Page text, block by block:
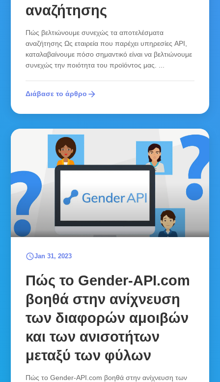
αναζήτησης
Πώς βελτιώνουμε συνεχώς τα αποτελέσματα
αναζήτησης Ως εταιρεία που παρέχει υπηρεσίες API,
καταλαβαίνουμε πόσο σημαντικό είναι να βελτιώνουμε
συνεχώς την ποιότητα του προϊόντος μας. ...
Διάβασε το άρθρο arrow_forward
scheduleJan 31, 2023
Πώς το Gender-API.com
βοηθά στην ανίχνευση
των διαφορών αμοιβών
και των ανισοτήτων
μεταξύ των φύλων
Πώς το Gender-API.com βοηθά στην ανίχνευση των